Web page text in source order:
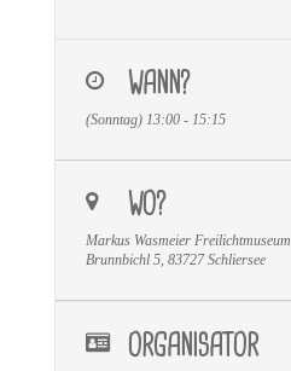
WANN?
(Sonntag) 13:00 - 15:15
WO?
Markus Wasmeier Freilichtmuseum
Brunnbichl 5, 83727 Schliersee
ORGANISATOR